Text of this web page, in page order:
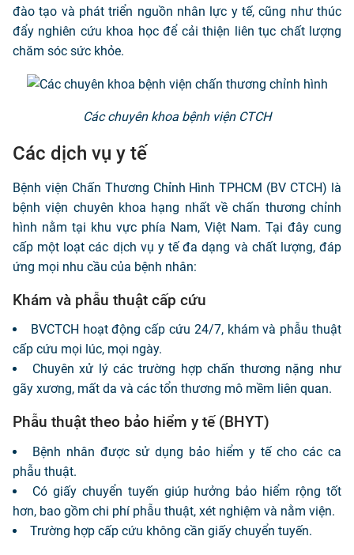
đào tạo và phát triển nguồn nhân lực y tế, cũng như thúc
đẩy nghiên cứu khoa học để cải thiện liên tục chất lượng
chăm sóc sức khỏe.
Các chuyên khoa bệnh viện CTCH
Các dịch vụ y tế
Bệnh viện Chấn Thương Chỉnh Hình TPHCM (BV CTCH) là
bệnh viện chuyên khoa hạng nhất về chấn thương chỉnh
hình nằm tại khu vực phía Nam, Việt Nam. Tại đây cung
cấp một loạt các dịch vụ y tế đa dạng và chất lượng, đáp
ứng mọi nhu cầu của bệnh nhân:
Khám và phẫu thuật cấp cứu
BVCTCH hoạt động cấp cứu 24/7, khám và phẫu thuật
cấp cứu mọi lúc, mọi ngày.
Chuyên xử lý các trường hợp chấn thương nặng như
gãy xương, mất da và các tổn thương mô mềm liên quan.
Phẫu thuật theo bảo hiểm y tế (BHYT)
Bệnh nhân được sử dụng bảo hiểm y tế cho các ca
phẫu thuật.
Có giấy chuyển tuyến giúp hưởng bảo hiểm rộng tốt
hơn, bao gồm chi phí phẫu thuật, xét nghiệm và nằm viện.
Trường hợp cấp cứu không cần giấy chuyển tuyến.